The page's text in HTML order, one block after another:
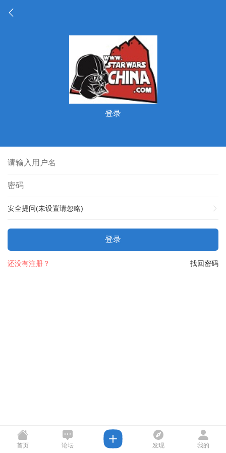
登录
安全提问(未设置请忽略)
登录
找回密码
还没有注册？
首页 论坛 发现 我的